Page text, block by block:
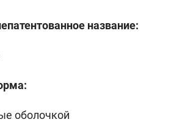
название:
оболочкой